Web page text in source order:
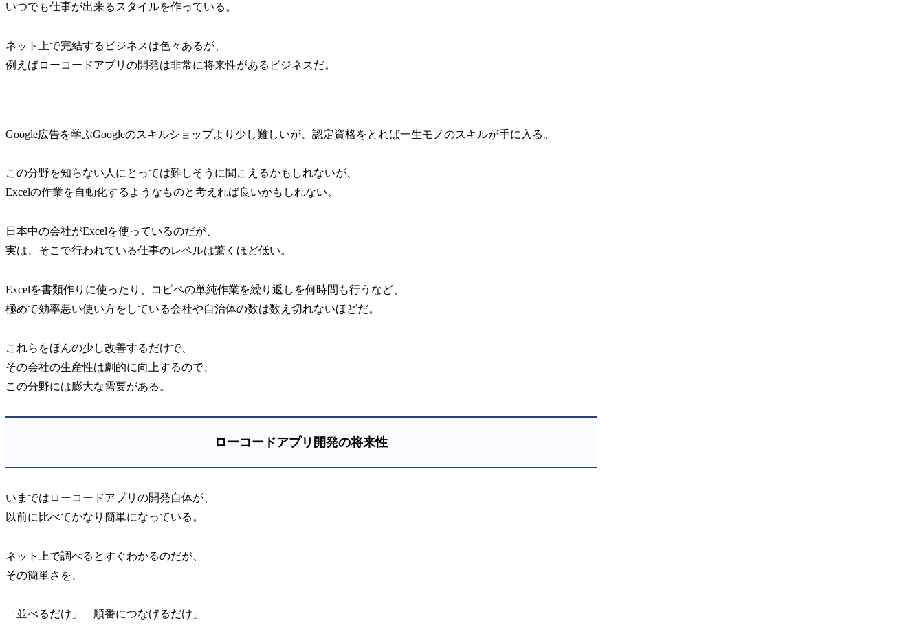
いつでも仕事が出来るスタイルを作っている。
ネット上で完結するビジネスは色々あるが、
例えばローコードアプリの開発は非常に将来性があるビジネスだ。
Google広告を学ぶGoogleのスキルショップより少し難しいが、認定資格をとれば一生モノのスキルが手に入る。
この分野を知らない人にとっては難しそうに聞こえるかもしれないが、
Excelの作業を自動化するようなものと考えれば良いかもしれない。
日本中の会社がExcelを使っているのだが、
実は、そこで行われている仕事のレベルは驚くほど低い。
Excelを書類作りに使ったり、コピペの単純作業を繰り返しを何時間も行うなど、
極めて効率悪い使い方をしている会社や自治体の数は数え切れないほどだ。
これらをほんの少し改善するだけで、
その会社の生産性は劇的に向上するので、
この分野には膨大な需要がある。
ローコードアプリ開発の将来性
いまではローコードアプリの開発自体が、
以前に比べてかなり簡単になっている。
ネット上で調べるとすぐわかるのだが、
その簡単さを、
「並べるだけ」「順番につなげるだけ」